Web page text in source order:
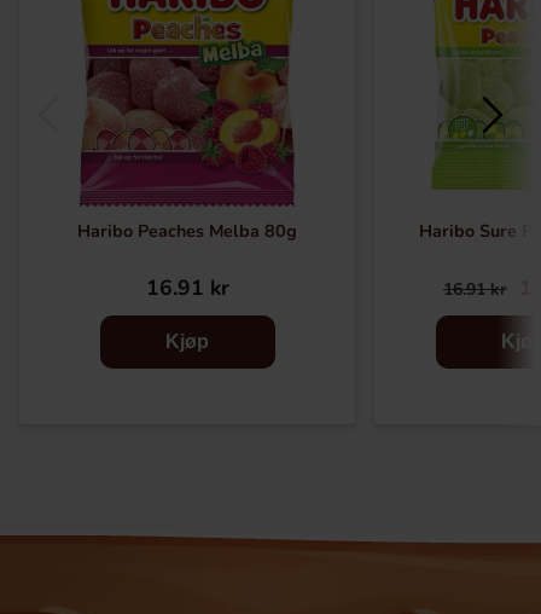
Haribo Peaches Melba 80g
16.91 kr
Kjøp
Haribo Sure
16.91 kr